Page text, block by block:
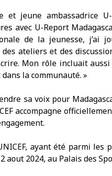
et jeune ambassadrice
avec U-Report
de la jeunesse, j’ai
ateliers et des
Mon rôle incluait
la communauté. »
sa voix pour
accompagne
ayant été parmi les
2024, au Palais des